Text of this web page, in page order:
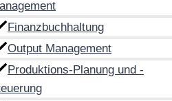
Finanzbuchhaltung
Output Management
Produktions-Planung und -